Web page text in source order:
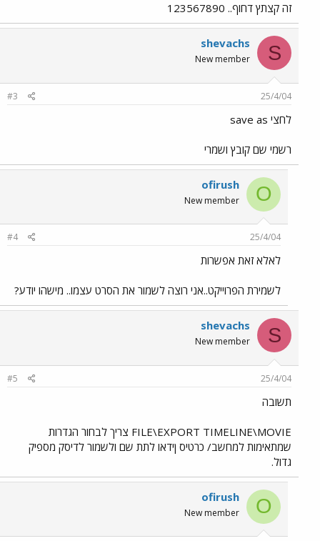
זה קצתץ דחוף.. 123567890
S
shevachs
New member
25/4/04
#3
לחצי save as
רשמי שם קובץ ושמרי
O
ofirush
New member
25/4/04
#4
לאלא זאת אפשרות
לשמירת הפרוייקט..אני רוצה לשמור את הסרט עצמו.. מישהו יודע?
S
shevachs
New member
25/4/04
#5
תשובה
FILE\EXPORT TIMELINE\MOVIE צריך לבחור הגדרות
שמתאימות למחשב/ כרטיס ןידאו לתת שם ולשמור לדיסק מספיק
גדול.
O
ofirush
New member